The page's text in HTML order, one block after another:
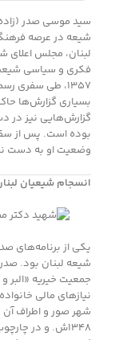
شیعه در عرصه
لبنان، مجلس اعلای
۱۳۵۷، طی سفری
بسیاری گزارش‌ها
گزارش‌هایی نیز در
بوده است. پس از
وضعیت او به دست
انسجام شیعیان
یکی از برنامه‌های
جمعیت خیریه «البر
نیازهای مالی
۱۳۴۸ش. و در